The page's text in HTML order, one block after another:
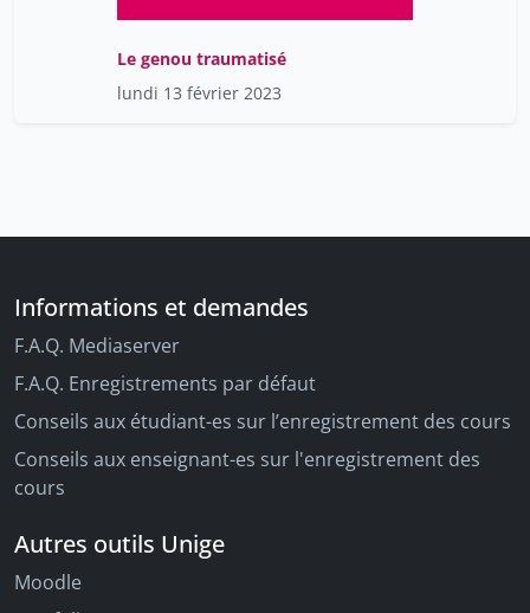
Le genou traumatisé
lundi 13 février 2023
Informations et demandes
F.A.Q. Mediaserver
F.A.Q. Enregistrements par défaut
Conseils aux étudiant-es sur l’enregistrement des cours
Conseils aux enseignant-es sur l'enregistrement des
cours
Autres outils Unige
Moodle